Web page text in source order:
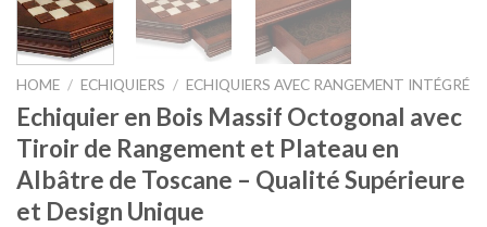
HOME / ECHIQUIERS / ECHIQUIERS AVEC RANGEMENT INTÉGRÉ
Echiquier en Bois Massif Octogonal avec
Tiroir de Rangement et Plateau en
Albâtre de Toscane – Qualité Supérieure
et Design Unique